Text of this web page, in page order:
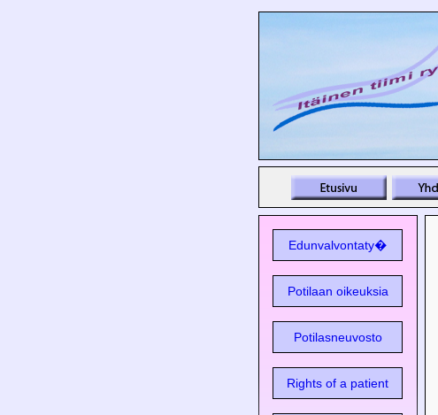
Edunvalvontaty�
Potilaan oikeuksia
Potilasneuvosto
Rights of a patient